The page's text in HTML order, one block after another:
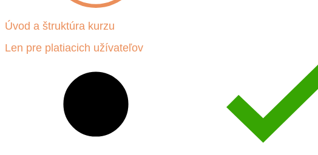
Úvod a štruktúra kurzu
Len pre platiacich užívateľov